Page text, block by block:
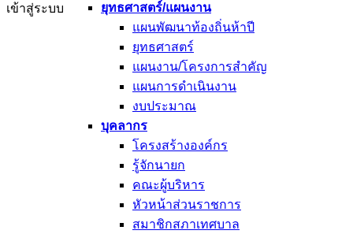
เข้าสู่ระบบ
ยุทธศาสตร์/แผนงาน
แผนพัฒนาท้องถิ่นห้าปี
ยุทธศาสตร์
แผนงาน/โครงการสำคัญ
แผนการดำเนินงาน
งบประมาณ
บุคลากร
โครงสร้างองค์กร
รู้จักนายก
คณะผู้บริหาร
หัวหน้าส่วนราชการ
สมาชิกสภาเทศบาล